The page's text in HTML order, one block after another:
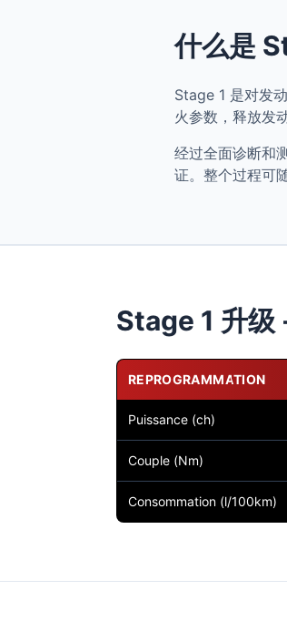
什么是
Stage 1 是对发
火参数，释放发
经过全面诊断和
证。整个过程可
Stage 1 升
REPROGRAMMATION
Puissance (ch)
Couple (Nm)
Consommation (l/100km)